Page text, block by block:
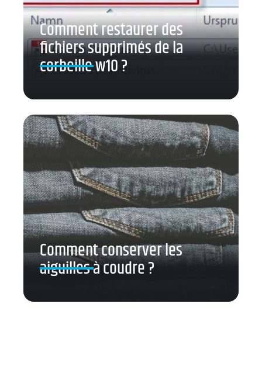
Comment restaurer des
fichiers supprimés de la
corbeille w10 ?
Comment conserver les
aiguilles à coudre ?